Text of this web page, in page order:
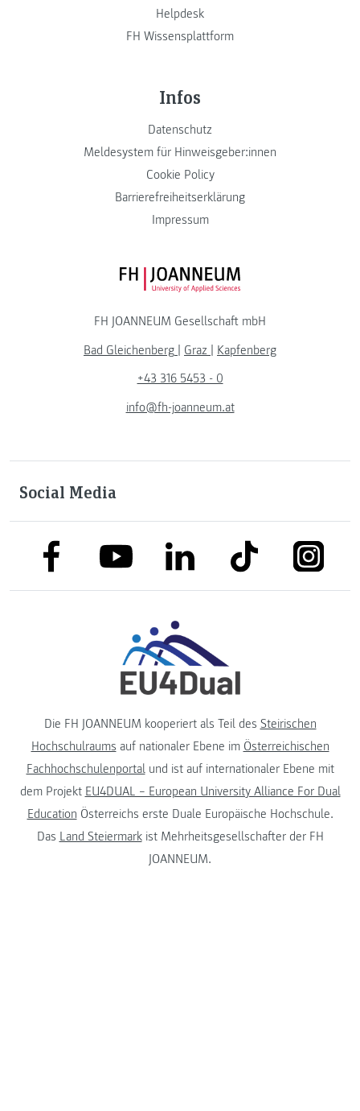
Helpdesk
FH Wissensplattform
Infos
Datenschutz
Meldesystem für Hinweisgeber:innen
Cookie Policy
Barrierefreiheitserklärung
Impressum
FH JOANNEUM Logo
FH JOANNEUM Gesellschaft mbH
Bad Gleichenberg | Graz | Kapfenberg
+43 316 5453 - 0
info@fh-joanneum.at
Social Media
link to facebooklink to youtubelink to linkedinlink to tiktok link to
Die FH JOANNEUM kooperiert als Teil des Steirischen
Hochschulraums auf nationaler Ebene im Österreichischen
Fachhochschulenportalund ist auf internationaler Ebene mit
dem Projekt EU4DUAL – European University Alliance For Dual
Education Österreichs erste Duale Europäische Hochschule.
Das Land Steiermarkist Mehrheitsgesellschafter der FH
JOANNEUM.